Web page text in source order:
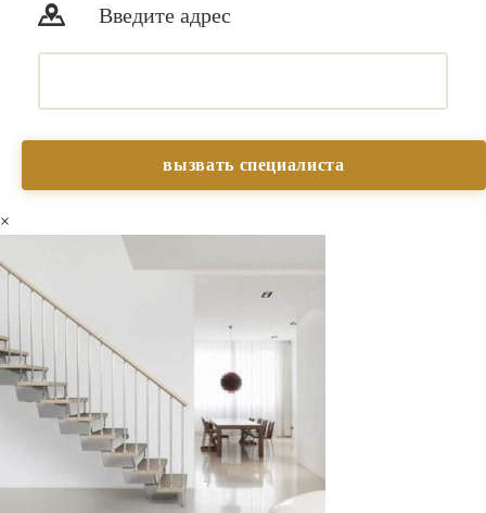
Введите адрес
×